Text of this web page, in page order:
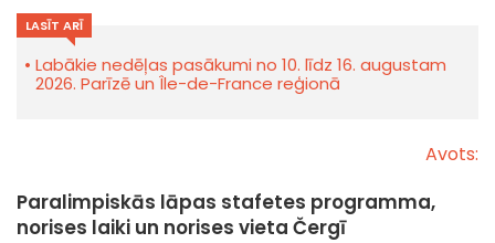
LASĪT ARĪ
Labākie nedēļas pasākumi no 10. līdz 16. augustam
2026. Parīzē un Île-de-France reģionā
Avots:
Paralimpiskās lāpas stafetes programma,
norises laiki un norises vieta Čergī